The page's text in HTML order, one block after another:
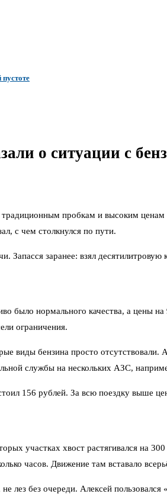
о ситуации с
пробкам и высоким ценам
с чем столкнулся по пути.
заранее: взял десятилитровую
было нормального качества, а цены
ограничения.
бензина просто отсутствовали.
службы на нескольких АЗС,
156 рублей. За всю поездку выше
участках хвост растягивался на
часов. Движение там вставало
лез без очереди. Алексей